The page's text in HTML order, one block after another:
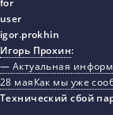
Игорь Прохин:
— Актуальная
28 маяКак мы уже
Технический сбой